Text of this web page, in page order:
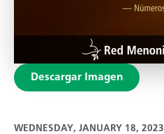
Descargar Imagen
WEDNESDAY, JANUARY 18, 2023